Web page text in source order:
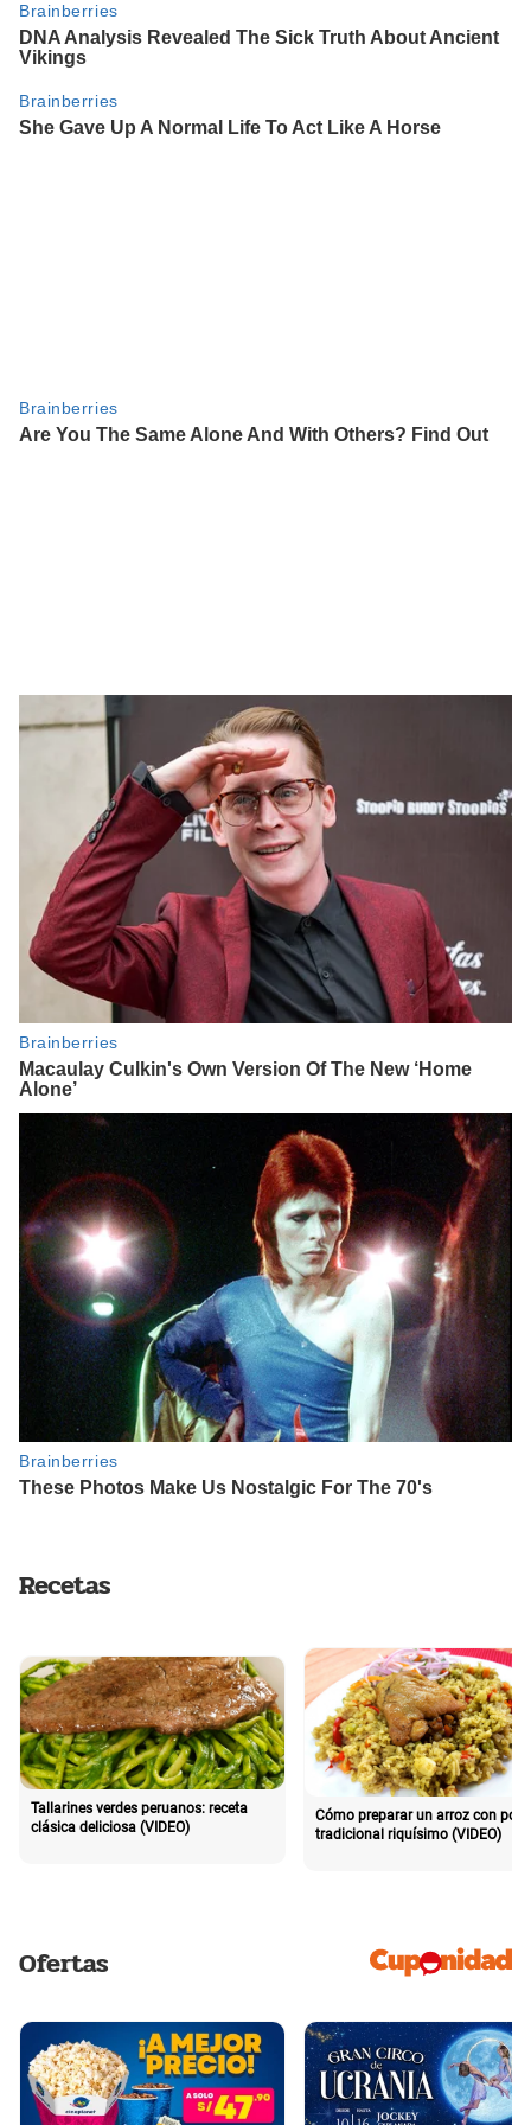
Recetas
Tallarines verdes peruanos: receta
clásica deliciosa (VIDEO)
Cómo preparar un arroz con pollo
tradicional riquísimo (VIDEO)
Ofertas